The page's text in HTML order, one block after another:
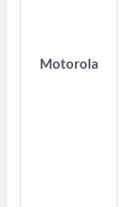
Motorola